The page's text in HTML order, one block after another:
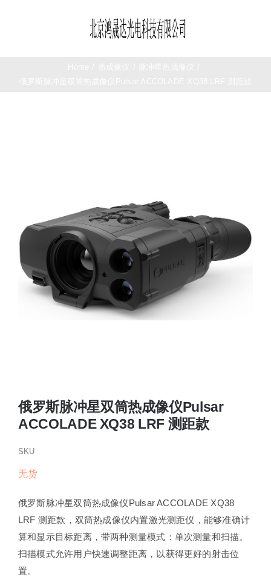
俄罗斯脉冲星双筒热成像仪Pulsar
ACCOLADE XQ38 LRF 测距款
SKU
无货
俄罗斯脉冲星双筒热成像仪Pulsar ACCOLADE XQ38
LRF 测距款，双筒热成像仪内置激光测距仪，能够准确计
算和显示目标距离，带两种测量模式：单次测量和扫描。
扫描模式允许用户快速调整距离，以获得更好的射击位
置。